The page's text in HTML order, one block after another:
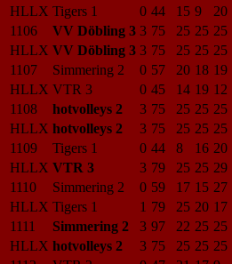
HLLX Tigers 1 0 44 15 9
20
1106
VV Döbling 3 3 75 25 25 25
HLLX VV Döbling 3 3 75 25 25 25
1107
Simmering 2 0 57 20 18 19
HLLX VTR 3 0 45 14 19 12
1108
hotvolleys 2 3 75 25 25 25
HLLX hotvolleys 2 3 75 25 25 25
1109
Tigers 1 0 44 8 16 20
HLLX VTR 3 3 79 25 25 29
1110
Simmering 2 0 59 17 15 27
HLLX Tigers 1 1 79 25 20 17
1111
Simmering 2 3 97 22 25 25
HLLX hotvolleys 2 3 75 25 25 25